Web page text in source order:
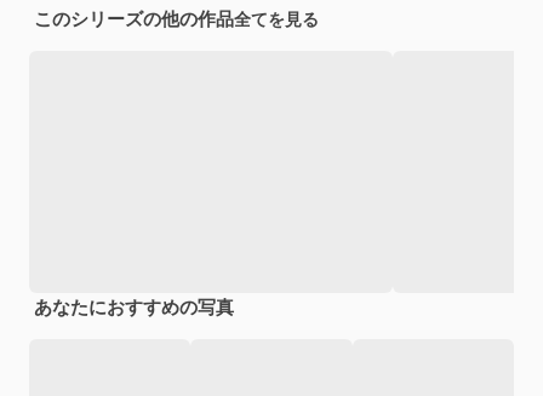
このシリーズの他の作品全てを見る
あなたにおすすめの写真